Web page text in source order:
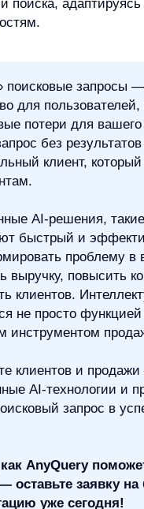
121 205, город Москва, тер
Сколково, Большой б-р, д. 42 стр. 1
адрес:улица Грузинский Вал, 7.
ИНН 7 728 492 537
ОКВЭД — 62.01 Разработка
персональных
алгоритмы
характеристики
в виде интернет-